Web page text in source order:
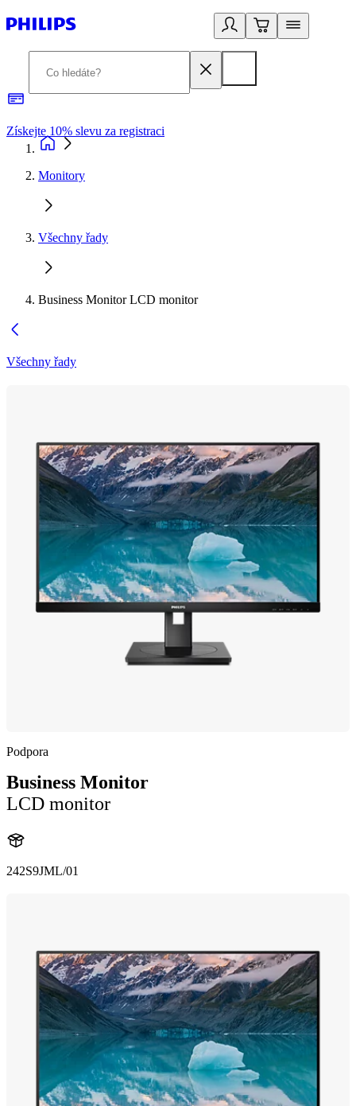
Získejte 10% slevu za registraci
Monitory
Všechny řady
Business Monitor LCD monitor
Všechny řady
Podpora
Business Monitor
LCD monitor
242S9JML/01